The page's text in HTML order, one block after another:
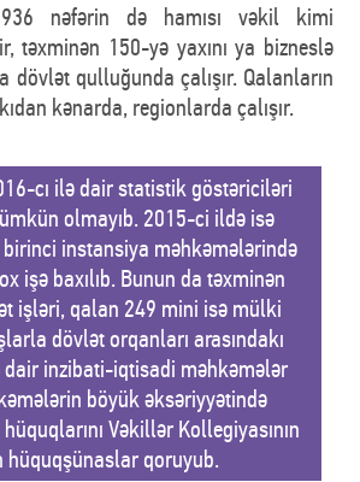
936 nəfərin də hamısı vəkil kimi
təxminən 150-yə yaxını ya bizneslə
dövlət qulluğunda çalışır. Qalanların
kənarda, regionlarda çalışır.
cı ilə dair statistik göstəriciləri
olmayıb. 2015-ci ildə isə
birinci instansiya məhkəmələrində
işə baxılıb. Bunun da təxminən
işləri, qalan 249 mini isə mülki
dövlət orqanları arasındakı
inzibati-iqtisadi məhkəmələr
böyük əksəriyyətində
Vəkillər Kollegiyasının
hüquqşünaslar qoruyub.